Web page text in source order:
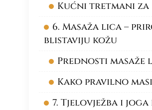
Kućni tretmani
6. Masaža lica –
blistaviju kožu
Prednosti masaže
Kako pravilno
7. Tjelovježba i